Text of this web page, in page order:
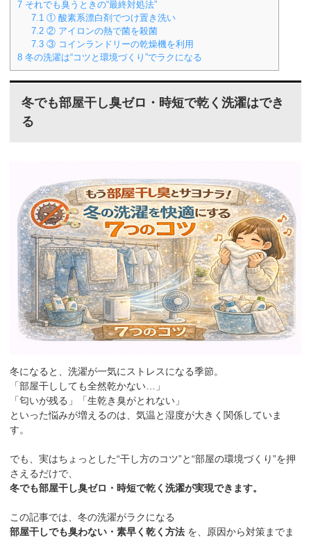
7 それでも臭うときの“最終対処法”
7.1 ① 酸素系漂白剤でつけ置き洗い
7.2 ② アイロンの熱で菌を殺菌
7.3 ③ コインランドリーの乾燥機を利用
8 冬の洗濯は“コツと環境づくり”でラクになる
冬でも部屋干し臭ゼロ・時短で乾く洗濯はでき
る
冬になると、洗濯が一気にストレスになる季節。
「部屋干ししても全然乾かない…」
「匂いが残る」「生乾き臭がとれない」
といった悩みが増えるのは、気温と湿度が大きく関係していま
す。
でも、実はちょっとした“干し方のコツ”と“部屋の環境づくり”を押
さえるだけで、
冬でも部屋干し臭ゼロ・時短で乾く洗濯が実現できます。
この記事では、冬の洗濯がラクになる
部屋干しでも臭わない・素早く乾く方法 を、原因から対策までま